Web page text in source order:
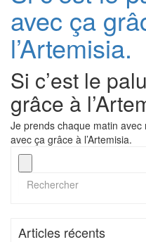
avec ça
l’Artemisia.
Si c’est le
grâce à
Je prends chaque matin avec
avec ça grâce à l’Artemisia.
Articles récents